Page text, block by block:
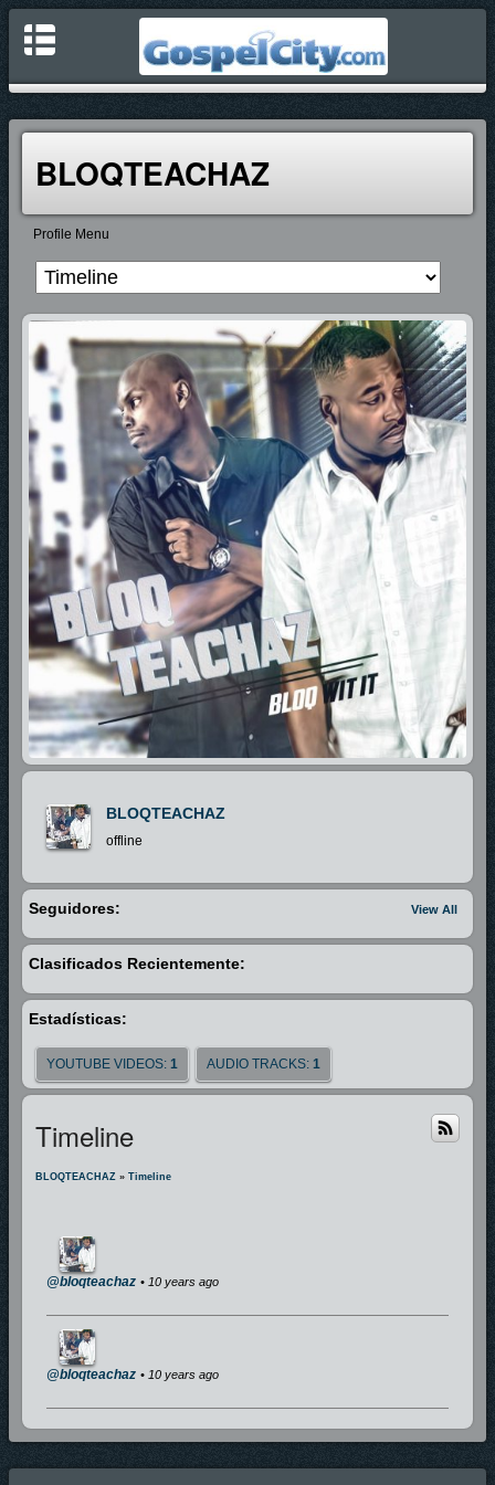
BLOQTEACHAZ
Profile Menu
BLOQTEACHAZ
offline
View All
Seguidores:
Clasificados Recientemente:
Estadísticas:
YOUTUBE VIDEOS: 1 AUDIO TRACKS: 1
Timeline
BLOQTEACHAZ » Timeline
@bloqteachaz • 10 years ago
@bloqteachaz • 10 years ago